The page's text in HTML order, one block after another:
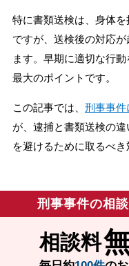
ご依頼者から
刑事事件につい
特に書類送検は、身体
ですが、送検後の対応
ます。早期に適切な行
最大のポイントです。
この記事では、 刑事事件
が、逮捕と書類送検の
を避けるために取るべき
刑事事件の相
相談料